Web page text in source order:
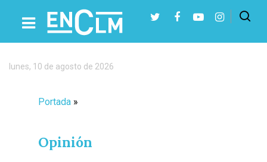
Presiona Intro para buscar o ESC para cerrar
lunes, 10 de agosto de 2026
Portada »
Opinión